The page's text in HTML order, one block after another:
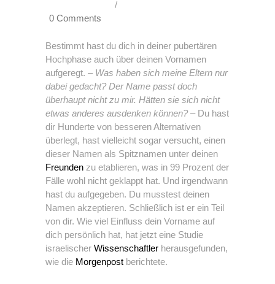
0 Comments
Bestimmt hast du dich in deiner pubertären
Hochphase auch über deinen Vornamen
aufgeregt. – Was haben sich meine Eltern nur
dabei gedacht? Der Name passt doch
überhaupt nicht zu mir. Hätten sie sich nicht
etwas anderes ausdenken können?– Du hast
dir Hunderte von besseren Alternativen
überlegt, hast vielleicht sogar versucht, einen
dieser Namen als Spitznamen unter deinen
Freunden zu etablieren, was in 99 Prozent der
Fälle wohl nicht geklappt hat. Und irgendwann
hast du aufgegeben. Du musstest deinen
Namen akzeptieren. Schließlich ist er ein Teil
von dir. Wie viel Einfluss dein Vorname auf
dich persönlich hat, hat jetzt eine Studie
israelischer Wissenschaftler herausgefunden,
wie die Morgenpost berichtete.